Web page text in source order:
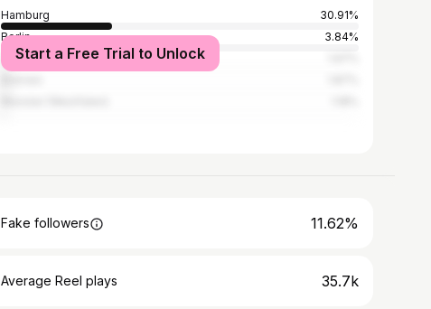
Hamburg
30.91%
Berlin
3.84%
Cologne
Start a Free Trial to Unlock
Fake followers 11.62%
Average Reel plays 35.7k